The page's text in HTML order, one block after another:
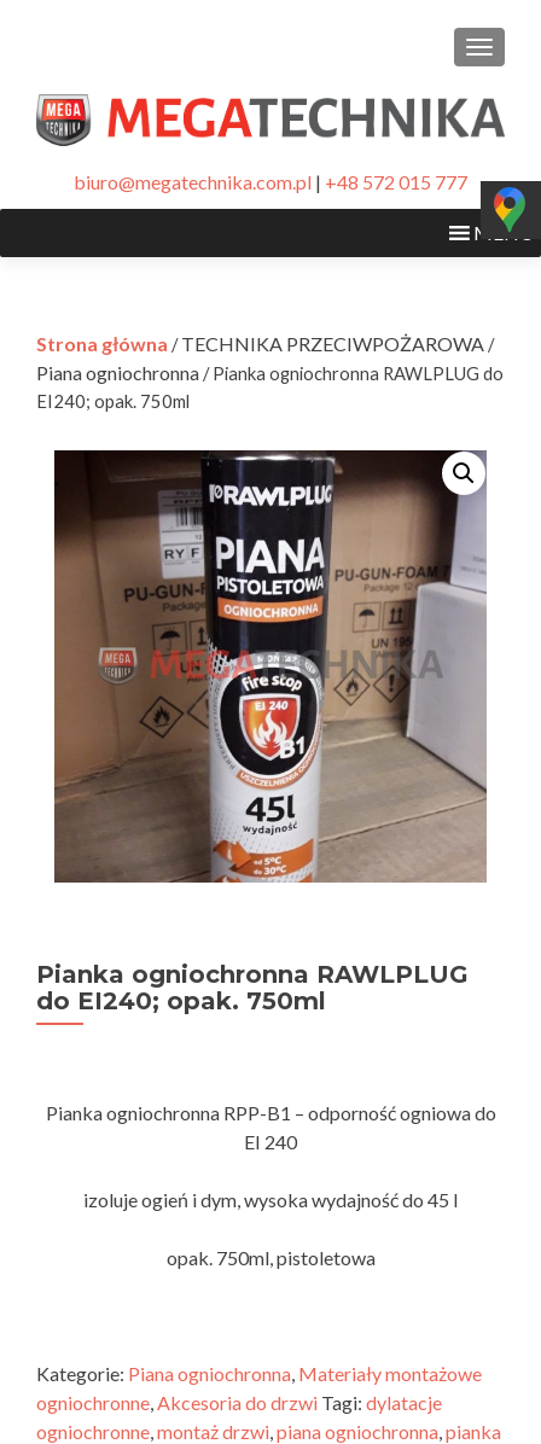
biuro@megatechnika.com.pl | +48 572 015 777
MENU
Strona główna /TECHNIKA PRZECIWPOŻAROWA/
Piana ogniochronna/ Pianka ogniochronna RAWLPLUG do
EI240; opak. 750ml
Pianka ogniochronna RAWLPLUG
do EI240; opak. 750ml
Pianka ogniochronna RPP-B1 – odporność ogniowa do
EI 240
izoluje ogień i dym, wysoka wydajność do 45 l
opak. 750ml, pistoletowa
Kategorie: Piana ogniochronna Materiały montażowe
ogniochronne Akcesoria do drzwi Tagi: dylatacje
ogniochronne montaż drzwi piana ogniochronna pianka